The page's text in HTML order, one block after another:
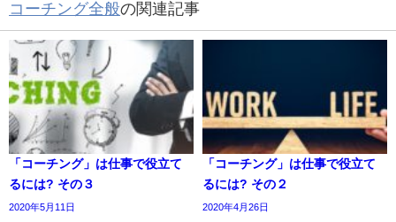
コーチング全般の関連記事
「コーチング」は仕事で役立て
るには? その３
2020年5月11日
「コーチング」は仕事で役立て
るには? その２
2020年4月26日